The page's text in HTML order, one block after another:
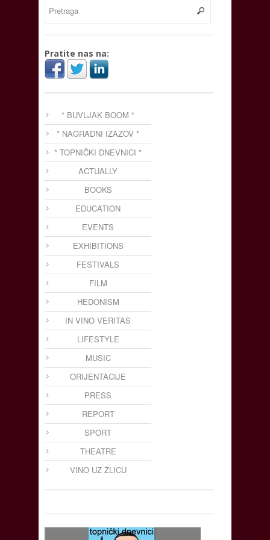
Pratite nas na:
* BUVLJAK BOOM *
* NAGRADNI IZAZOV *
* TOPNIČKI DNEVNICI *
ACTUALLY
BOOKS
EDUCATION
EVENTS
EXHIBITIONS
FESTIVALS
FILM
HEDONISM
IN VINO VERITAS
LIFESTYLE
MUSIC
ORIJENTACIJE
PRESS
REPORT
SPORT
THEATRE
VINO UZ ŽLICU